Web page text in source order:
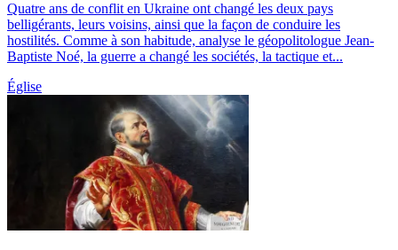
Quatre ans de conflit en Ukraine ont changé les deux pays
belligérants, leurs voisins, ainsi que la façon de conduire les
hostilités. Comme à son habitude, analyse le géopolitologue Jean-
Baptiste Noé, la guerre a changé les sociétés, la tactique et...
Église